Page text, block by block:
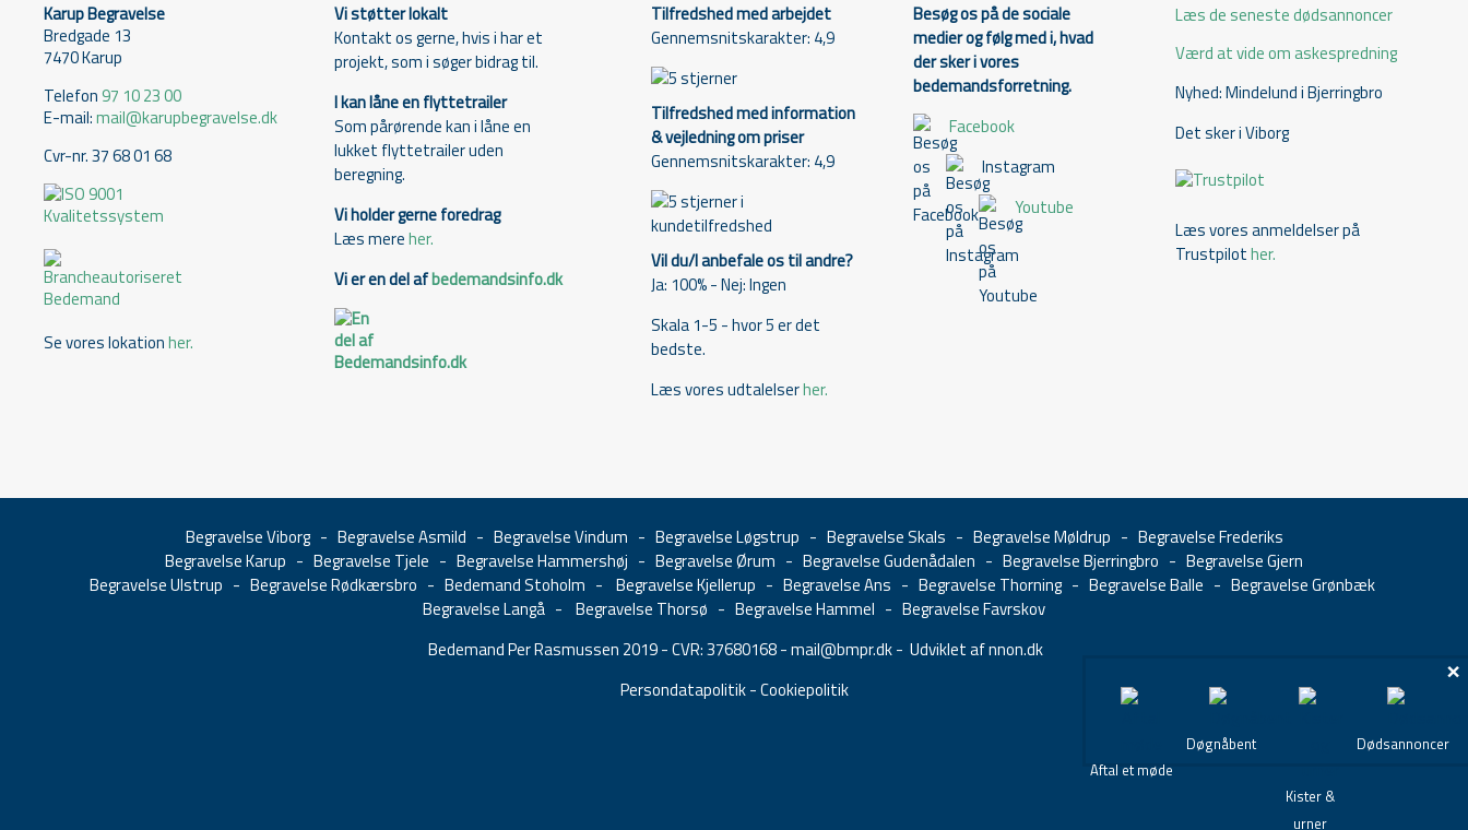
Karup Begravelse
Bredgade 13
7470 Karup
Telefon97 10 23 00
E-mail:mail@karupbegravelse.dk
Cvr-nr. 37 68 01 68
Se vores lokationher.
Vi støtter lokalt
Kontakt os gerne, hvis i har et
projekt, som i søger bidrag til.
I kan låne en flyttetrailer
Som pårørende kan i låne en
lukket flyttetrailer uden
beregning.
Vi holder gerne foredrag
Læs mereher.
Vi er en del afbedemandsinfo.dk
Tilfredshed med arbejdet
Gennemsnitskarakter: 4,9
Tilfredshed med information
& vejledning om priser
Gennemsnitskarakter: 4,9
Vil du/I anbefale os til andre?
Ja: 100% - Nej: Ingen
Skala 1-5 - hvor 5 er det
bedste.
Læs vores udtalelserher.
Besøg os på de sociale
medier og følg med i, hvad
der sker i vores
bedemandsforretning.
Facebook
Instagram
Youtube
Læs de seneste dødsannoncer
Værd at vide om askespredning
Nyhed: Mindelund i Bjerringbro
Det sker i Viborg
Læs vores anmeldelser på
Trustpilother.
Begravelse Viborg- Begravelse Asmild - Begravelse Vindum - Begravelse Løgstrup - Begravelse Skals - Begravelse Møldrup - Begravelse Frederiks
Begravelse Karup - Begravelse Tjele - Begravelse Hammershøj - Begravelse Ørum - Begravelse Gudenådalen - Begravelse Bjerringbro - Begravelse Gjern
Begravelse Ulstrup - Begravelse Rødkærsbro - Bedemand Stoholm - Begravelse Kjellerup - Begravelse Ans - Begravelse Thorning- Begravelse Balle - Begravelse Grønbæk
Begravelse Langå - Begravelse Thorsø - Begravelse Hammel - Begravelse Favrskov
Bedemand Per Rasmussen 2019 - CVR: 37680168 -mail@bmpr.dk- Udviklet af nnon.dk
Persondatapolitik-Cookiepolitik
×
Aftal et møde
Døgnåbent
Kister &
urner
Dødsannoncer